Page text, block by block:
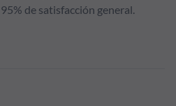
de satisfacción general.